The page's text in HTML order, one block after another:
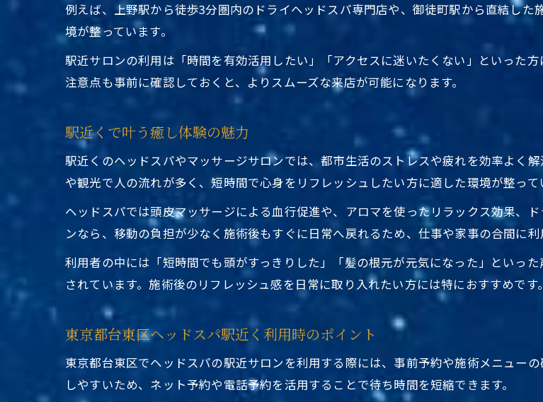
東京都台東区でリラクゼーションを満喫
東京都台東区ヘッドスパ駅近くで心
駅近く利用で叶う癒しの時間
リラックス重視のヘッドスパ体験談
個室利用が人気の台東区ヘッドスパ案内
個室完備サロンの特徴一覧
東京都台東区ヘッドスパ駅近くでプ
個室利用で得られる安心感
東京都台東区ヘッドスパ駅近くの個
プライバシー重視の方におすすめ
髪質改善なら台東区ヘッドスパ利用も
髪質改善施術の比較表
東京都台東区ヘッドスパ駅近くで髪
頭皮環境を整えるポイント
例えば、上野駅から徒歩3分圏内のドライヘッドスパ専門店や、御徒町駅から直結し
境が整っています。
駅近サロンの利用は「時間を有効活用したい」「アクセスに迷いたくない」といった
注意点も事前に確認しておくと、よりスムーズな来店が可能になります。
駅近くで叶う癒し体験の魅力
駅近くのヘッドスパやマッサージサロンでは、都市生活のストレスや疲れを効率よく
や観光で人の流れが多く、短時間で心身をリフレッシュしたい方に適した環境が整って
ヘッドスパでは頭皮マッサージによる血行促進や、アロマを使ったリラックス効果、
ンなら、移動の負担が少なく施術後もすぐに日常へ戻れるため、仕事や家事の合間に利
利用者の中には「短時間でも頭がすっきりした」「髪の根元が元気になった」といっ
されています。施術後のリフレッシュ感を日常に取り入れたい方には特におすすめです
東京都台東区ヘッドスパ駅近く利用時のポイント
東京都台東区でヘッドスパの駅近サロンを利用する際には、事前予約や施術メニュー
しやすいため、ネット予約や電話予約を活用することで待ち時間を短縮できます。